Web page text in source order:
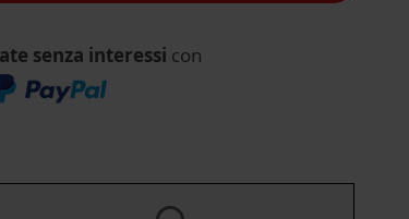
senza interessi con